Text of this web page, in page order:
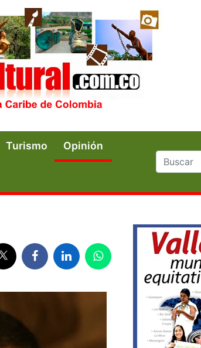
Turismo Opinión